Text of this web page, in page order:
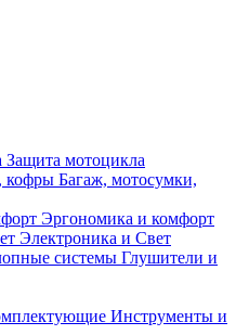
Защита мотоцикла
Багаж, мотосумки,
Эргономика и комфорт
Электроника и Свет
Глушители и
Инструменты и